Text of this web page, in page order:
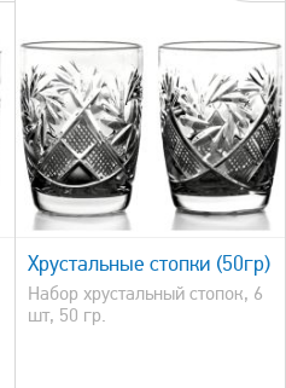
Хрустальные стопки (50гр)
Набор хрустальный стопок, 6
шт, 50 гр.